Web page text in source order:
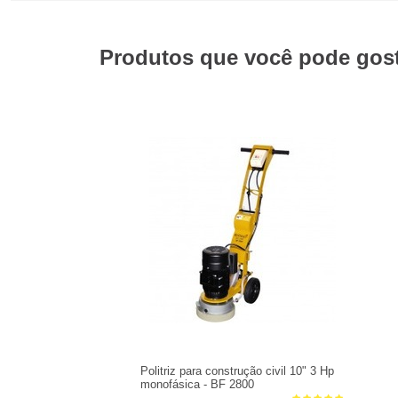
Produtos que você pode
Politriz para construção civil 10" 3 Hp
monofásica - BF 2800